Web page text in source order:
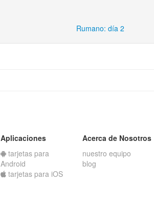
Rumano: día 2
Aplicaciones
tarjetas para
Android
tarjetas para iOS
Acerca de Nosotros
nuestro equipo
blog